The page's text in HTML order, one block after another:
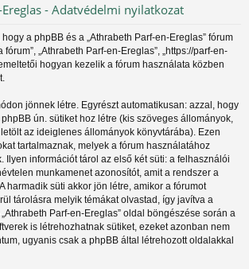
- Adatvédelmi nyilatkozat
a phpBB és a „Athrabeth Parf-en-Ereglas” fórum
fórum”, „Athrabeth Parf-en-Ereglas”, „https://parf-en-
hogyan kezelik a fórum használata közben
jönnek létre. Egyrészt automatikusan: azzal, hogy
ún. sütiket hoz létre (kis szöveges állományok,
az ideiglenes állományok könyvtárába). Ezen
tartalmaznak, melyek a fórum használatához
Ilyen információt tárol az első két süti: a felhasználói
munkamenet azonosítót, amit a rendszer a
harmadik süti akkor jön létre, amikor a fórumot
tárolásra melyik témákat olvastad, így javítva a
Parf-en-Ereglas” oldal böngészése során a
is létrehozhatnak sütiket, ezeket azonban nem
ugyanis csak a phpBB által létrehozott oldalakkal